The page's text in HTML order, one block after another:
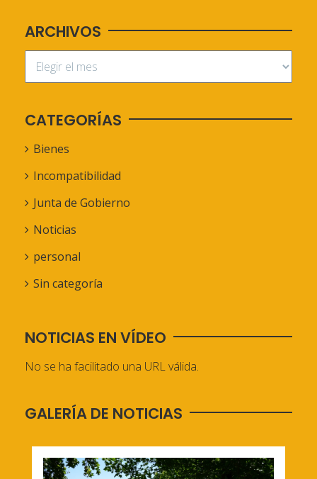
ARCHIVOS
CATEGORÍAS
Bienes
Incompatibilidad
Junta de Gobierno
Noticias
personal
Sin categoría
NOTICIAS EN VÍDEO
No se ha facilitado una URL válida.
GALERÍA DE NOTICIAS